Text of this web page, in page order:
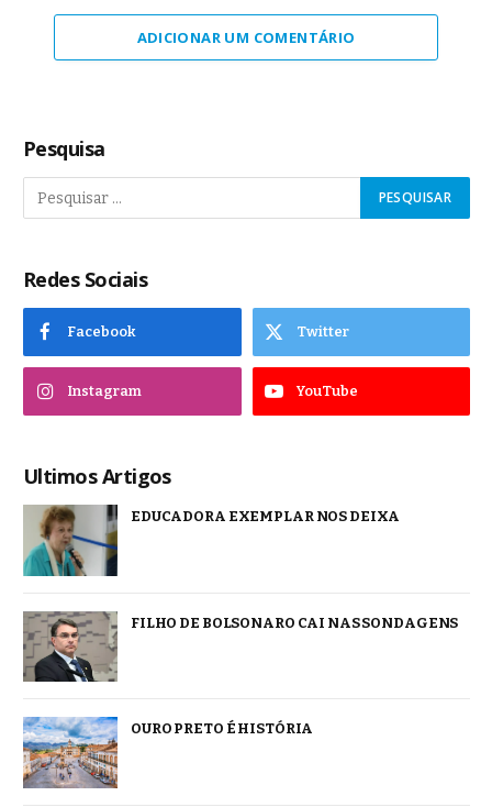
ADICIONAR UM COMENTÁRIO
Pesquisa
Redes Sociais
Facebook Twitter
Instagram YouTube
Ultimos Artigos
EDUCADORA EXEMPLAR NOS DEIXA
FILHO DE BOLSONARO CAI NAS SONDAGENS
OURO PRETO É HISTÓRIA